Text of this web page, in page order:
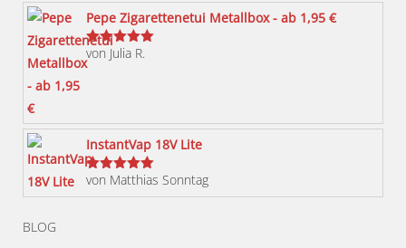
können
werden
Pepe Zigarettenetui Metallbox - ab 1,95 €
Bewertet
mit
von Julia R.
InstantVap 18V Lite
Bewertet
von Matthias Sonntag
BLOG